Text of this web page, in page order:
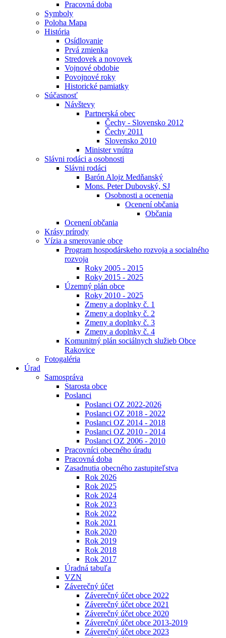
Pracovná doba
Symboly
Poloha Mapa
História
Osídlovanie
Prvá zmienka
Stredovek a novovek
Vojnové obdobie
Povojnové roky
Historické pamiatky
Súčasnosť
Návštevy
Partnerská obec
Čechy - Slovensko 2012
Čechy 2011
Slovensko 2010
Minister vnútra
Slávni rodáci a osobnosti
Slávni rodáci
Barón Alojz Medňanský
Mons. Peter Dubovský, SJ
Osobnosti a ocenenia
Ocenení občania
Občania
Ocenení občania
Krásy prírody
Vízia a smerovanie obce
Program hospodárskeho rozvoja a socialného
rozvoja
Roky 2005 - 2015
Roky 2015 - 2025
Územný plán obce
Roky 2010 - 2025
Zmeny a doplnky č. 1
Zmeny a doplnky č. 2
Zmeny a doplnky č. 3
Zmeny a doplnky č. 4
Komunitný plán sociálnych služieb Obce
Rakovice
Fotogaléria
Úrad
Samospráva
Starosta obce
Poslanci
Poslanci OZ 2022-2026
Poslanci OZ 2018 - 2022
Poslanci OZ 2014 - 2018
Poslanci OZ 2010 - 2014
Poslanci OZ 2006 - 2010
Pracovníci obecného úradu
Pracovná doba
Zasadnutia obecného zastupiteľstva
Rok 2026
Rok 2025
Rok 2024
Rok 2023
Rok 2022
Rok 2021
Rok 2020
Rok 2019
Rok 2018
Rok 2017
Úradná tabuľa
VZN
Záverečný účet
Záverečný účet obce 2022
Záverečný účet obce 2021
Záverečný účet obce 2020
Záverečný účet obce 2013-2019
Záverečný účet obce 2023